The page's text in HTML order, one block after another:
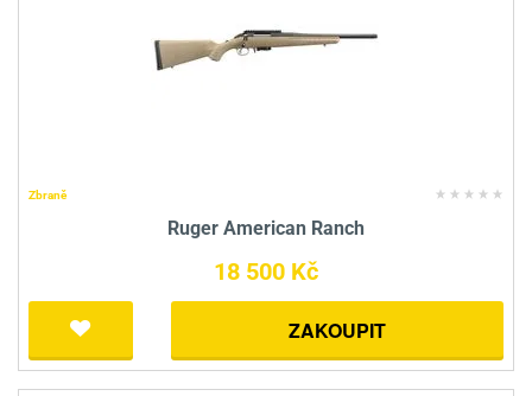
Zbraně
Ruger American Ranch
18 500 Kč
ZAKOUPIT